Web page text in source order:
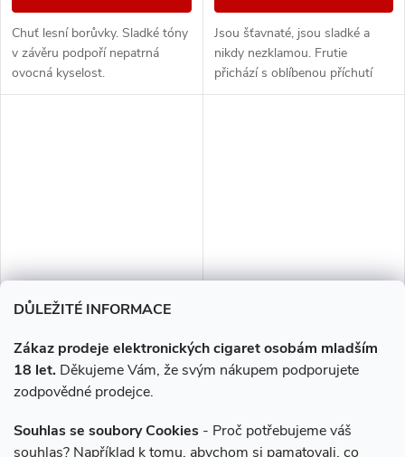
DŮLEŽITÉ INFORMACE
Zákaz prodeje elektronických cigaret osobám mladším
18 let. Děkujeme Vám, že svým nákupem podporujete
zodpovědné prodejce.
Souhlas se soubory Cookies - Proč potřebujeme váš
souhlas? Například k tomu, abychom si pamatovali, co
Chuť lesní borůvky. Sladké tóny
v závěru podpoří nepatrná
ovocná kyselost.
Jsou šťavnaté, jsou sladké a
nikdy nezklamou. Frutie
přichází s oblíbenou příchutí
borůvek, která vám prostě
Frutie 50/50 - Borůvka
179 Kč 199 Kč